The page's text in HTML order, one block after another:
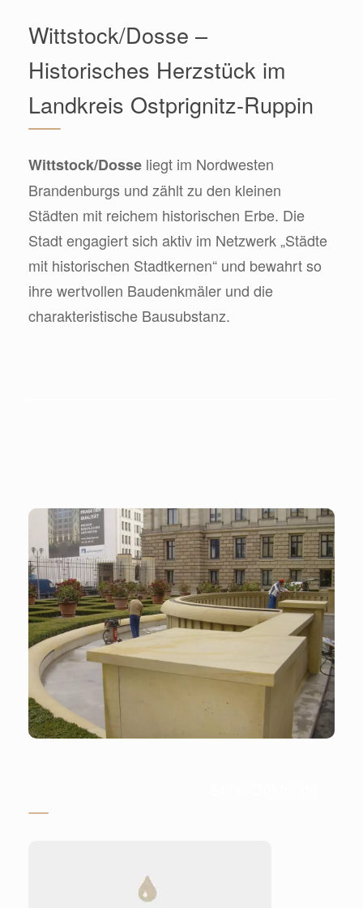
Wittstock/Dosse –
Historisches Herzstück im
Landkreis Ostprignitz-Ruppin
Wittstock/Dosse liegt im Nordwesten
Brandenburgs und zählt zu den kleinen
Städten mit reichem historischen Erbe. Die
Stadt engagiert sich aktiv im Netzwerk „Städte
mit historischen Stadtkernen“ und bewahrt so
ihre wertvollen Baudenkmäler und die
charakteristische Bausubstanz.